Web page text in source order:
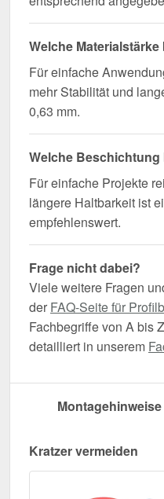
Welche
Für einfache
mehr Stabilität und
0,63 mm.
Welche
Für einfache Projekte
längere Haltbarkeit ist
empfehlenswert.
Frage nicht dabei?
Viele weitere Fragen
der FAQ-Seite für
Fachbegriffe von A bis
detailliert in unserem
Montagehinweise
Kratzer vermeiden